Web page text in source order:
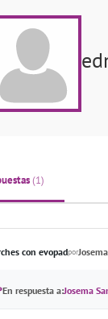
(1)
con evopadpor
En respuesta a:Josema